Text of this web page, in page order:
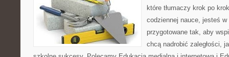
które tłumaczy krok po
codziennej nauce, jesteś
przygotowane tak, aby
chcą nadrobić zaległości,